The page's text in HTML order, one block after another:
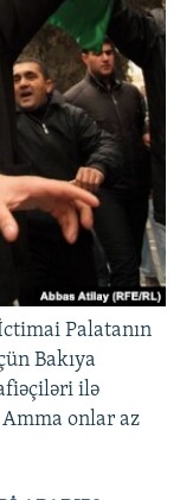
Palatanın
Bakıya
ilə
Amma onlar az